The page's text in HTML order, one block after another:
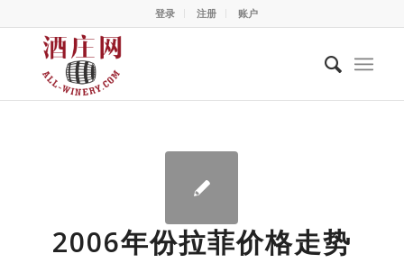
登录 注册 账户
2006年份拉菲价格走势